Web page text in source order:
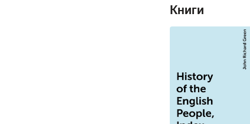
Книги